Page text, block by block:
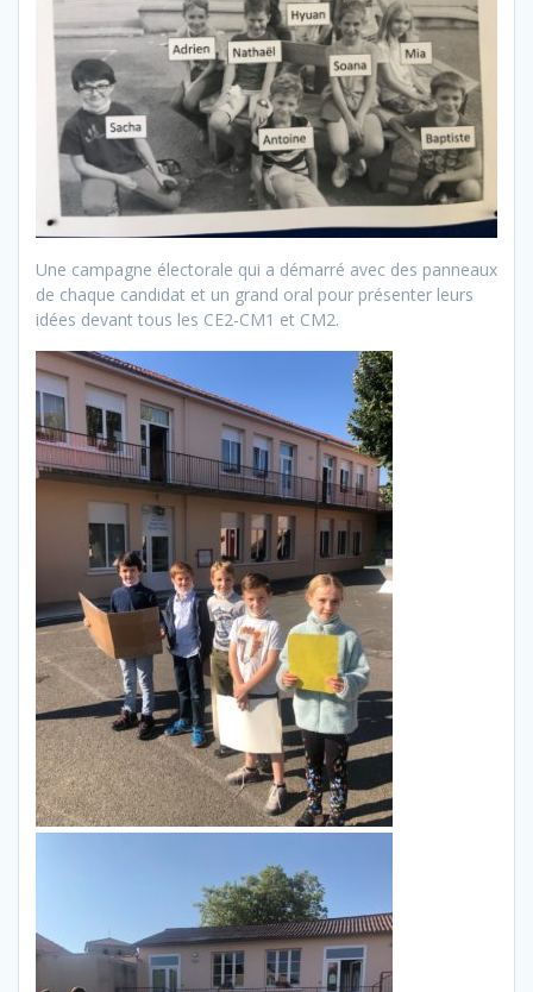
Une campagne électorale qui a démarré avec des panneaux
de chaque candidat et un grand oral pour présenter leurs
idées devant tous les CE2-CM1 et CM2.